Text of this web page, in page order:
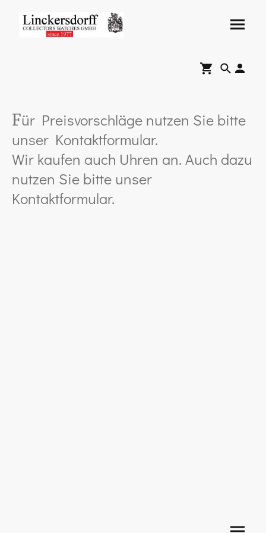
Für Preisvorschläge nutzen Sie bitte
unser Kontaktformular.
Wir kaufen auch Uhren an. Auch dazu
nutzen Sie bitte unser
Kontaktformular.